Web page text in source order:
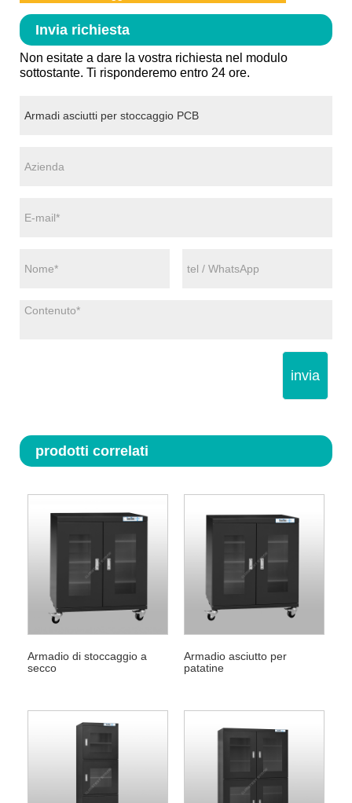
Invia richiesta
Non esitate a dare la vostra richiesta nel modulo
sottostante. Ti risponderemo entro 24 ore.
invia
prodotti correlati
Armadio di stoccaggio a
secco
Armadio asciutto per
patatine